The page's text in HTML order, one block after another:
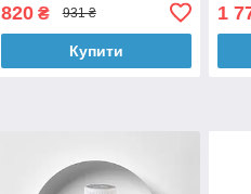
820₴ 931 ₴
Купити
1